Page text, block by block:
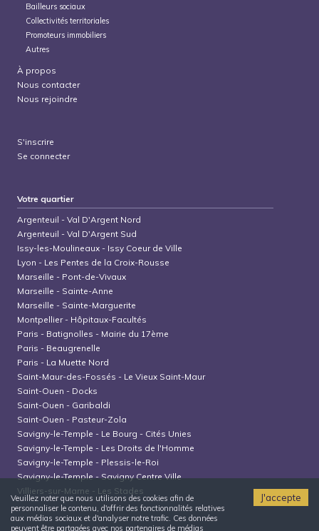
Bailleurs sociaux
Collectivités territoriales
Promoteurs immobiliers
Autres
À propos
Nous contacter
Nous rejoindre
S'inscrire
Se connecter
Votre quartier
Argenteuil -Val D'Argent Nord
Argenteuil -Val D'Argent Sud
Issy-les-Moulineaux - Issy Coeur de Ville
Lyon - Les Pentes de la Croix-Rousse
Marseille - Pont-de-Vivaux
Marseille - Sainte-Anne
Marseille - Sainte-Marguerite
Montpellier- Hôpitaux-Facultés
Paris - Batignolles - Mairie du 17ème
Paris - Beaugrenelle
Paris - La Muette Nord
Saint-Maur-des-Fossés - Le Vieux Saint-Maur
Saint-Ouen - Docks
Saint-Ouen - Garibaldi
Saint-Ouen - Pasteur-Zola
Savigny-le-Temple - Le Bourg - Cités Unies
Savigny-le-Temple - Les Droits de l'Homme
Savigny-le-Temple - Plessis-le-Roi
Savigny-le-Temple-Savigny Centre Ville
Villiers-sur-Marne - Les Stades
Veuillez noter que nous utilisons des cookies afin de
personnaliser le contenu, d'offrir des fonctionnalités relatives
aux médias sociaux et d'analyser notre trafic. Ces données
peuvent être partagées avec nos partenaires de médias
J'accepte